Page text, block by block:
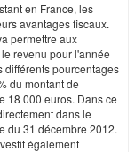
en France, les
avantages fiscaux.
permettre aux
revenu pour l'année
différents pourcentages
du montant de
18 000 euros. Dans ce
dans le
du 31 décembre 2012.
également